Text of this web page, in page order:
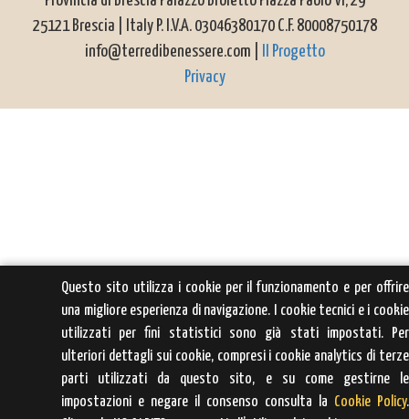
Questo sito utilizza i cookie per il funzionamento e per offrire
una migliore esperienza di navigazione. I cookie tecnici e i cookie
utilizzati per fini statistici sono già stati impostati. Per
ulteriori dettagli sui cookie, compresi i cookie analytics di terze
parti utilizzati da questo sito, e su come gestirne le
impostazioni e negare il consenso consulta la Cookie Policy.
25121 Brescia | Italy P. I.V.A. 03046380170 C.F. 80008750178
info@terredibenessere.com |
Il Progetto
Privacy